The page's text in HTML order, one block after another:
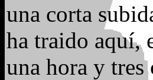
una corta
ha traido aquí,
una hora y tres